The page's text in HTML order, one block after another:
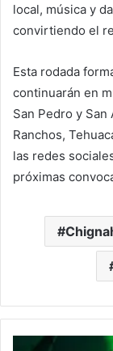
local, música y
convirtiendo el
Esta rodada
continuarán en
San Pedro y
Ranchos,
las redes
próximas